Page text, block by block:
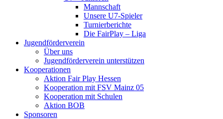
Mannschaft
Unsere U7-Spieler
Turnierberichte
Die FairPlay – Liga
Jugendförderverein
Über uns
Jugendförderverein unterstützen
Kooperationen
Aktion Fair Play Hessen
Kooperation mit FSV Mainz 05
Kooperation mit Schulen
Aktion BOB
Sponsoren